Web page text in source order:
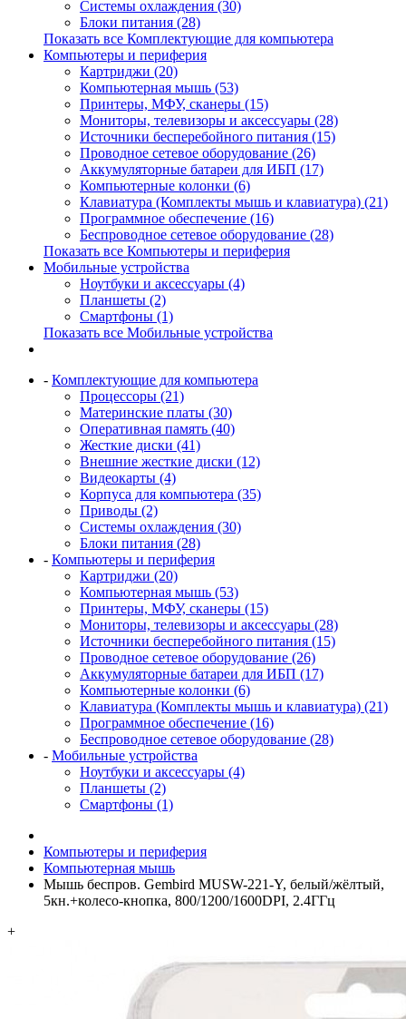
Системы охлаждения (30)
Блоки питания (28)
Показать все Комплектующие для компьютера
Компьютеры и периферия
Картриджи (20)
Компьютерная мышь (53)
Принтеры, МФУ, сканеры (15)
Мониторы, телевизоры и аксессуары (28)
Источники бесперебойного питания (15)
Проводное сетевое оборудование (26)
Аккумуляторные батареи для ИБП (17)
Компьютерные колонки (6)
Клавиатура (Комплекты мышь и клавиатура) (21)
Программное обеспечение (16)
Беспроводное сетевое оборудование (28)
Показать все Компьютеры и периферия
Мобильные устройства
Ноутбуки и аксессуары (4)
Планшеты (2)
Смартфоны (1)
Показать все Мобильные устройства
- Комплектующие для компьютера
Процессоры (21)
Материнские платы (30)
Оперативная память (40)
Жесткие диски (41)
Внешние жесткие диски (12)
Видеокарты (4)
Корпуса для компьютера (35)
Приводы (2)
Системы охлаждения (30)
Блоки питания (28)
- Компьютеры и периферия
Картриджи (20)
Компьютерная мышь (53)
Принтеры, МФУ, сканеры (15)
Мониторы, телевизоры и аксессуары (28)
Источники бесперебойного питания (15)
Проводное сетевое оборудование (26)
Аккумуляторные батареи для ИБП (17)
Компьютерные колонки (6)
Клавиатура (Комплекты мышь и клавиатура) (21)
Программное обеспечение (16)
Беспроводное сетевое оборудование (28)
- Мобильные устройства
Ноутбуки и аксессуары (4)
Планшеты (2)
Смартфоны (1)
Компьютеры и периферия
Компьютерная мышь
Мышь беспров. Gembird MUSW-221-Y, белый/жёлтый,
5кн.+колесо-кнопка, 800/1200/1600DPI, 2.4ГГц
+